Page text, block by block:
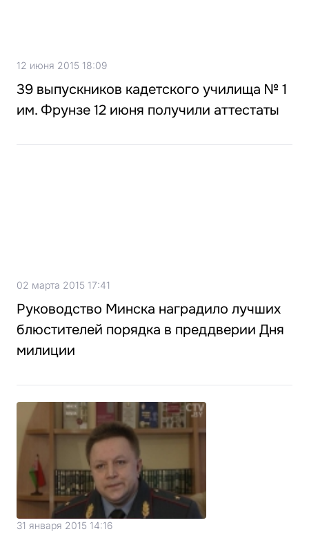
12 июня 2015 18:09
39 выпускников кадетского училища № 1
им. Фрунзе 12 июня получили аттестаты
02 марта 2015 17:41
Руководство Минска наградило лучших
блюстителей порядка в преддверии Дня
милиции
31 января 2015 14:16